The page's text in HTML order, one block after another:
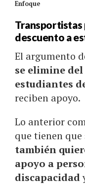
Enfoque
Transportistas
descuento a
El argumento
se elimine
estudiantes
reciben apoyo.
Lo anterior
que tienen
también
apoyo a
discapacidad